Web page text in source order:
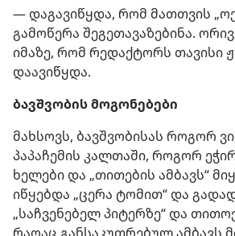
— დაგავიწყდა, რომ მათთვის
გამოწერა შეგეთავაზებინა.
იმაზე, რომ რედაქტორს თავისი
დაავიწყდა.
ბავშვობის მოგონებები
მახსოვს, ბავშვობისას როგორ
პაპაჩემის კალთაში, როგორ
ხელები და „თითების ამბავს“
იწყებდა „ცერა ტომით“ და
„საჩვენებელ პიტერზე“ და